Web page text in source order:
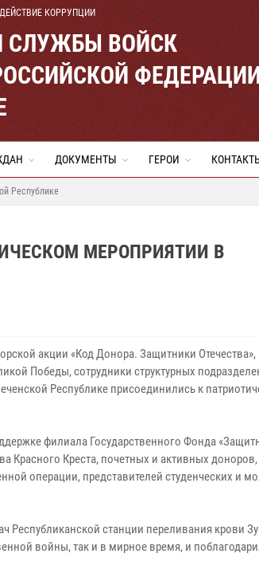
КОРРУПЦИИ
СЛУЖБЫ ВОЙСК
ДОКУМЕНТЫ ГЕРОИ
Республике
МЕРОПРИЯТИИ В
акции «Код Донора. Защитники Отечества»,
Победы, сотрудники структурных
Республике присоединились к
филиала Государственного Фонда
Красного Креста, почетных и активных доноров,
операции, представителей студенческих и
Республиканской станции переливания крови
войны, так и в мирное время, и